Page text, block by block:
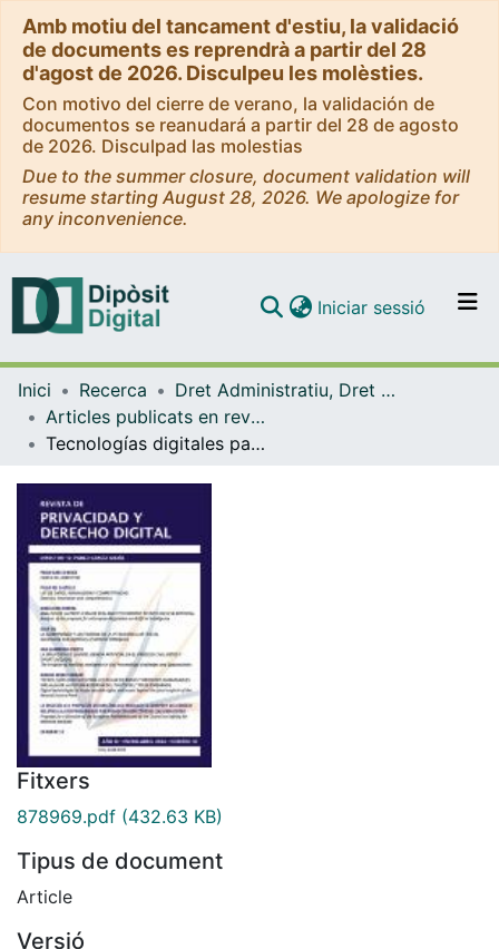
Amb motiu del tancament d'estiu, la validació
de documents es reprendrà a partir del 28
d'agost de 2026. Disculpeu les molèsties.
Con motivo del cierre de verano, la validación de
documentos se reanudará a partir del 28 de agosto
de 2026. Disculpad las molestias
Due to the summer closure, document validation will
resume starting August 28, 2026. We apologize for
any inconvenience.
Navega per tot el DD
Iniciar sessió (current)
Inici Recerca
Dret Administratiu, Dret Processal i Dret Financer i Tributari
Articles publicats en revistes (Dret Administratiu, Dret Processal i Dret Financer i Tributari)
Tecnologías digitales para localizar bienes y derechos embargables más allá de la futura reforma del punto neutro de embargos
Fitxers
878969.pdf (432.63 KB)
Tipus de document
Article
Versió